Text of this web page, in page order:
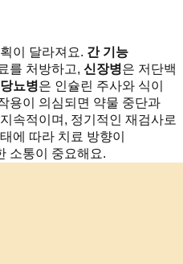
이 달라져요. 간 기능
를 처방하고, 신장병은 저단백
당뇨병은 인슐린 주사와 식이
용이 의심되면 약물 중단과
속적이며, 정기적인 재검사로
에 따라 치료 방향이
소통이 중요해요.